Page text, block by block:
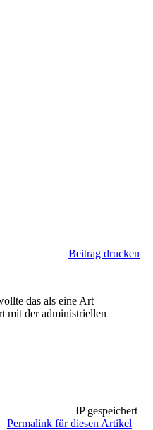
Beitrag drucken
das als eine Art
mit der administriellen
IP gespeichert
Permalink für diesen Artikel